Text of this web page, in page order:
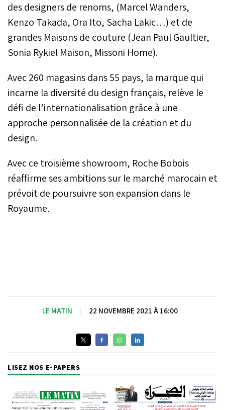
des designers de renoms, (Marcel Wanders,
Kenzo Takada, Ora Ito, Sacha Lakic…) et de
grandes Maisons de couture (Jean Paul Gaultier,
Sonia Rykiel Maison, Missoni Home).
Avec 260 magasins dans 55 pays, la marque qui
incarne la diversité du design français, relève le
défi de l’internationalisation grâce à une
approche personnalisée de la création et du
design.
Avec ce troisième showroom, Roche Bobois
réaffirme ses ambitions sur le marché marocain et
prévoit de poursuivre son expansion dans le
Royaume.
LE MATIN 22 NOVEMBRE 2021 À 16:00
LISEZ NOS E-PAPERS